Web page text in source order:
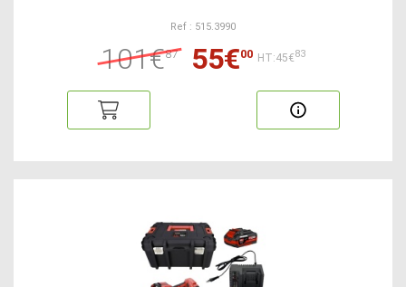
Ref : 515.3990
101€87 55€00 HT:45€83